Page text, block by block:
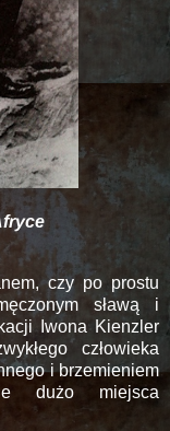
czy po prostu
sławą i
Iwona Kienzler
człowieka
i brzemieniem
dużo miejsca